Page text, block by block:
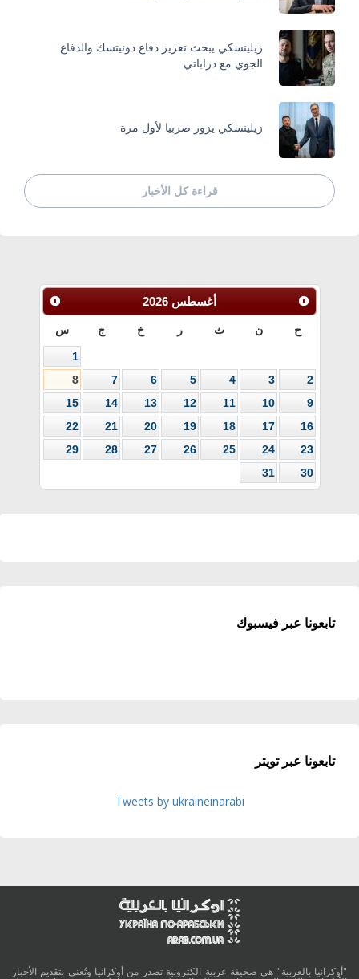
زيلينسكي يبحث تعزيز دفاع دونيتسك والدفاع
الجوي مع دراباتي
زيلينسكي يزور صربيا لأول مرة
قراءة كل الأخبار
أغسطس 2026
ح ن ث ر خ ج س
1
2
3
4
5
6
7
8
9
10
11
12
13
14
15
16
17
18
19
20
21
22
23
24
25
26
27
28
29
30
31
تابعونا عبر فيسبوك
تابعونا عبر تويتر
Tweets by ukraineinarabi
"أوكرانيا بالعربية" هي صحيفة عربية الكترونية تصدر من أوكرانيا وتُعنى بتقديم الأخبار